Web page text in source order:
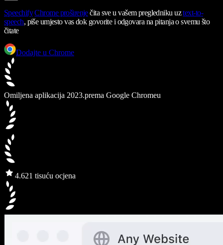
Speechify Chrome proširenječita sve u vašem pregledniku uztext-to-
speech, piše umjesto vas dok govorite i odgovara na pitanja o svemu što
čitate
Dodajte u Chrome
Omiljena aplikacija 2023.prema Google Chromeu
4.621 tisuću ocjena